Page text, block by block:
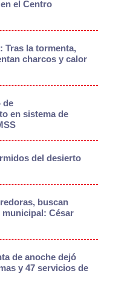
el Centro
Tras la tormenta,
charcos y calor
de
en sistema de
del desierto
buscan
César
de anoche dejó
y 47 servicios de